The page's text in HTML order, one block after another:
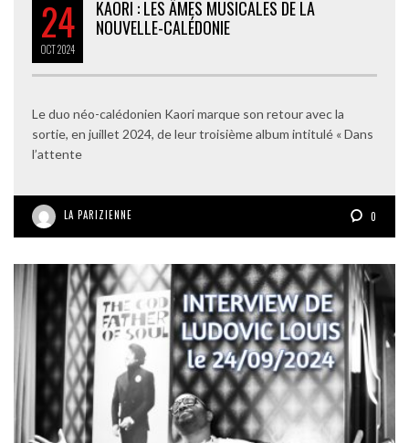
24
OCT2024
KAORI : LES ÂMES MUSICALES DE LA
NOUVELLE-CALÉDONIE
Le duo néo-calédonien Kaori marque son retour avec la
sortie, en juillet 2024, de leur troisième album intitulé « Dans
l’attente
LA PARIZIENNE 0